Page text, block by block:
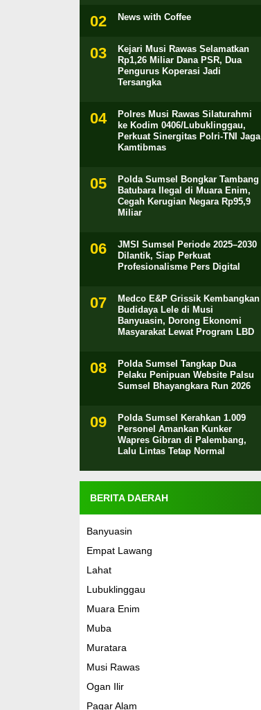
News with Coffee
Kejari Musi Rawas Selamatkan
Rp1,26 Miliar Dana PSR, Dua
Pengurus Koperasi Jadi
Tersangka
Polres Musi Rawas Silaturahmi
ke Kodim 0406/Lubuklinggau,
Perkuat Sinergitas Polri-TNI Jaga
Kamtibmas
Polda Sumsel Bongkar Tambang
Batubara Ilegal di Muara Enim,
Cegah Kerugian Negara Rp95,9
Miliar
JMSI Sumsel Periode 2025–2030
Dilantik, Siap Perkuat
Profesionalisme Pers Digital
Medco E&P Grissik Kembangkan
Budidaya Lele di Musi
Banyuasin, Dorong Ekonomi
Masyarakat Lewat Program LBD
Polda Sumsel Tangkap Dua
Pelaku Penipuan Website Palsu
Sumsel Bhayangkara Run 2026
Polda Sumsel Kerahkan 1.009
Personel Amankan Kunker
Wapres Gibran di Palembang,
Lalu Lintas Tetap Normal
BERITA DAERAH
Banyuasin
Empat Lawang
Lahat
Lubuklinggau
Muara Enim
Muba
Muratara
Musi Rawas
Ogan Ilir
Pagar Alam